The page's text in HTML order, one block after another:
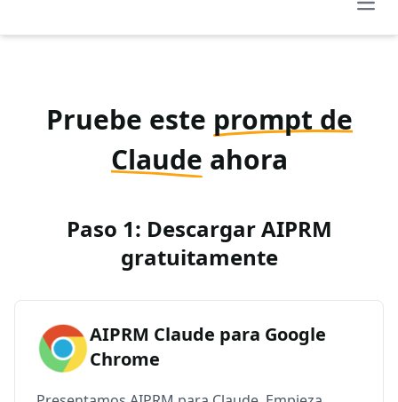
Pruebe este prompt de
Claude ahora
Paso 1: Descargar AIPRM
gratuitamente
AIPRM Claude para Google
Chrome